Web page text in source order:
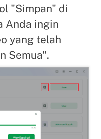
"Simpan" di
Anda ingin
yang telah
Semua".